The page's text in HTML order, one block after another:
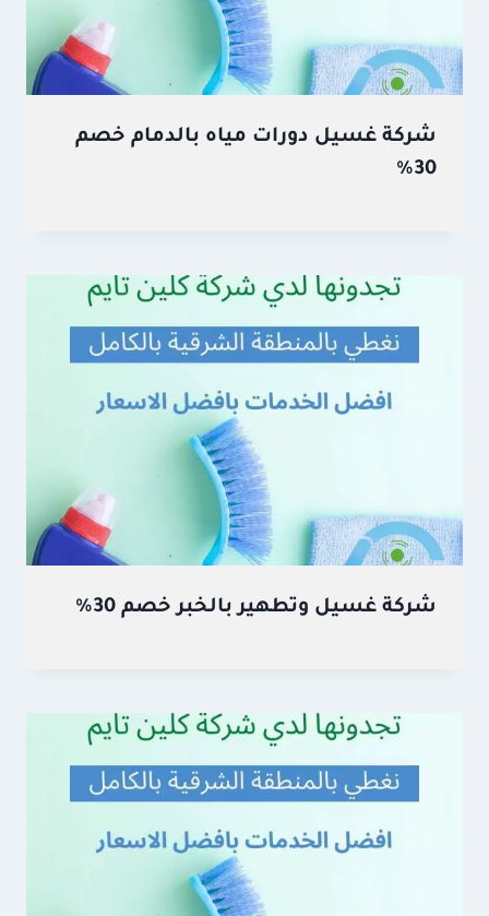
شركة غسيل دورات مياه بالدمام خصم
30%
شركة غسيل وتطهير بالخبر خصم 30%